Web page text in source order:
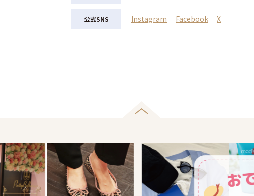
公式SNS Instagram Facebook X